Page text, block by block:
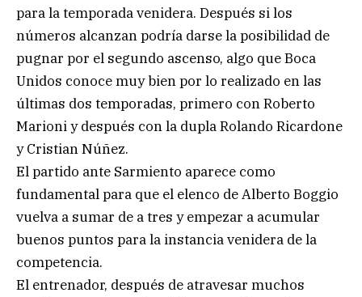
para la temporada venidera. Después si los
números alcanzan podría darse la posibilidad de
pugnar por el segundo ascenso, algo que Boca
Unidos conoce muy bien por lo realizado en las
últimas dos temporadas, primero con Roberto
Marioni y después con la dupla Rolando Ricardone
y Cristian Núñez.
El partido ante Sarmiento aparece como
fundamental para que el elenco de Alberto Boggio
vuelva a sumar de a tres y empezar a acumular
buenos puntos para la instancia venidera de la
competencia.
El entrenador, después de atravesar muchos